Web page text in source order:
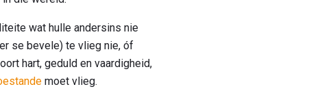
wat hulle andersins nie
se bevele) te vlieg nie, óf
hart, geduld en vaardigheid,
moet vlieg.